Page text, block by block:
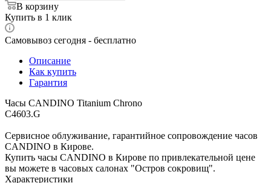
В корзину
Купить в 1 клик
Самовывоз сегодня - бесплатно
Описание
Как купить
Гарантия
Часы CANDINO Titanium Chrono
C4603.G
Сервисное облуживание, гарантийное сопровождение часов
CANDINO в Кирове.
Купить часы CANDINO в Кирове по привлекательной цене
вы можете в часовых салонах "Остров сокровищ".
Характеристики